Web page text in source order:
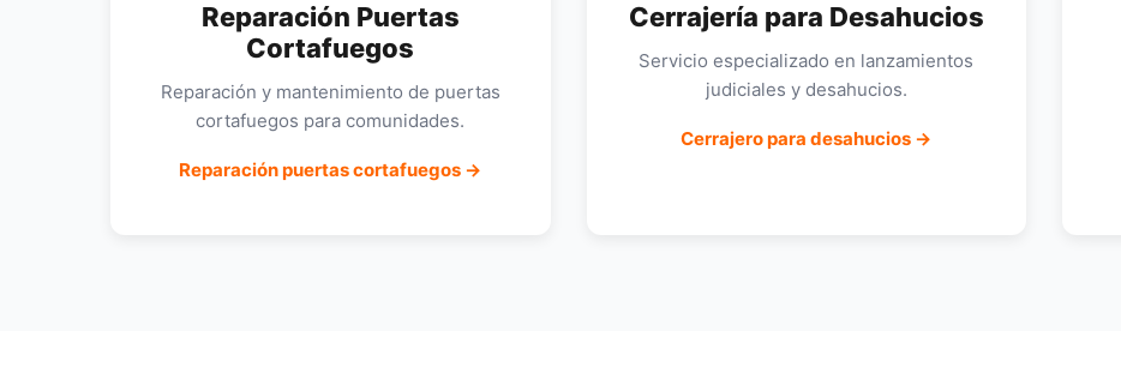
Reparación Puertas
Cortafuegos
Reparación y mantenimiento de puertas
cortafuegos para comunidades.
Reparación puertas cortafuegos →
Cerrajería para Desahucios
Servicio especializado en lanzamientos
judiciales y desahucios.
Cerrajero para desahucios →